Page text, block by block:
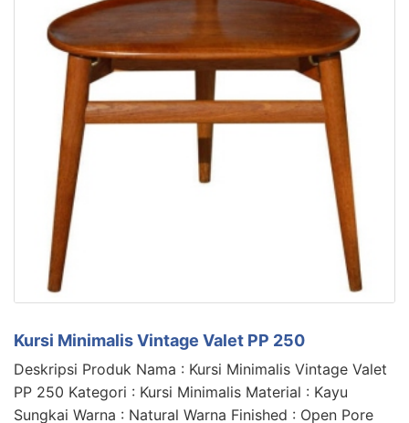
Kursi Minimalis Vintage Valet PP 250
Deskripsi Produk Nama : Kursi Minimalis Vintage Valet
PP 250 Kategori : Kursi Minimalis Material : Kayu
Sungkai Warna : Natural Warna Finished : Open Pore